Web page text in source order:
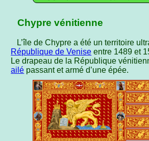
Chypre vénitienne
L’île de Chypre a été un territoire
République de Venise entre 1489 et
Le drapeau de la République
ailé passant et armé d’une épée.